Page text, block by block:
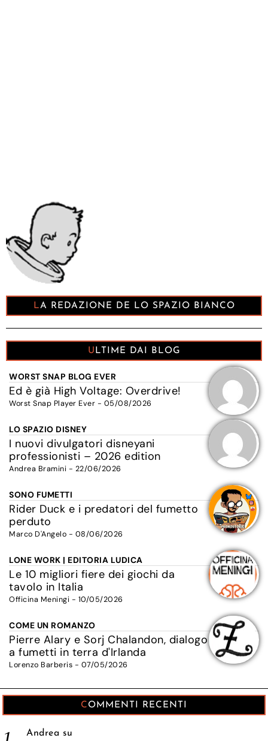
LA REDAZIONE DE LO SPAZIO BIANCO
ULTIME DAI BLOG
WORST SNAP BLOG EVER
Ed è già High Voltage: Overdrive!
Worst Snap Player Ever - 05/08/2026
LO SPAZIO DISNEY
I nuovi divulgatori disneyani
professionisti – 2026 edition
Andrea Bramini - 22/06/2026
SONO FUMETTI
Rider Duck e i predatori del fumetto
perduto
Marco D'Angelo - 08/06/2026
LONE WORK | EDITORIA LUDICA
Le 10 migliori fiere dei giochi da
tavolo in Italia
Officina Meningi - 10/05/2026
COME UN ROMANZO
Pierre Alary e Sorj Chalandon, dialogo
a fumetti in terra d'Irlanda
Lorenzo Barberis - 07/05/2026
COMMENTI RECENTI
Andrea su